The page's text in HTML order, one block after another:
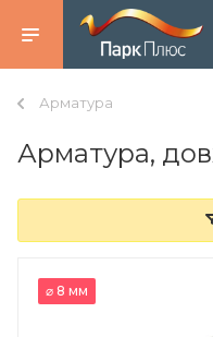
Арматура
Арматура,
⌀ 8 мм